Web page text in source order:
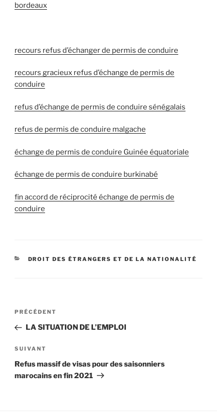
bordeaux
recours refus d’échanger de permis de conduire
recours gracieux refus d’échange de permis de
conduire
refus d’échange de permis de conduire sénégalais
refus de permis de conduire malgache
échange de permis de conduire Guinée équatoriale
échange de permis de conduire burkinabé
fin accord de réciprocité échange de permis de
conduire
DROIT DES ÉTRANGERS ET DE LA NATIONALITÉ
PRÉCÉDENT
LA SITUATION DE L’EMPLOI
SUIVANT
Refus massif de visas pour des saisonniers
marocains en fin 2021